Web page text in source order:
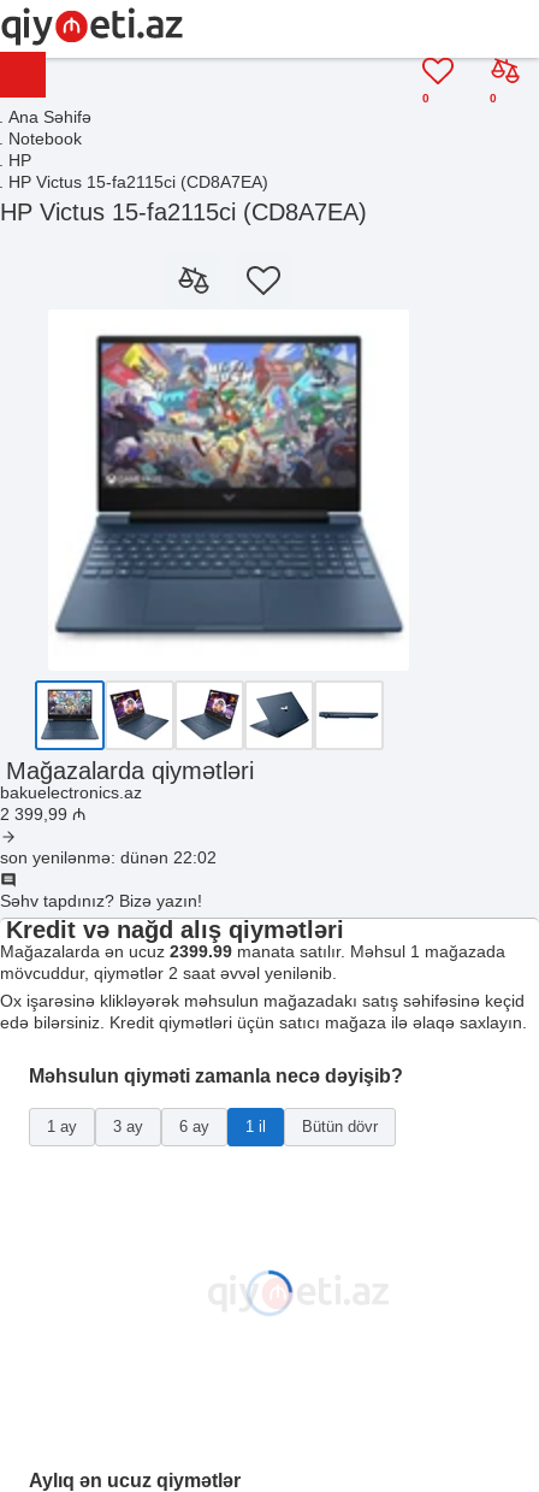
0
0
Ana Səhifə
Notebook
HP
HP Victus 15-fa2115ci (CD8A7EA)
HP Victus 15-fa2115ci (CD8A7EA)
Mağazalarda qiymətləri
bakuelectronics.az
2 399 ,99 ₼
son yenilənmə: dünən 22:02
Səhv tapdınız? Bizə yazın!
Kredit və nağd alış qiymətləri
Mağazalarda ən ucuz 2399.99 manata satılır. Məhsul 1 mağazada
mövcuddur, qiymətlər 2 saat əvvəl yenilənib.
Ox işarəsinə klikləyərək məhsulun mağazadakı satış səhifəsinə keçid
edə bilərsiniz. Kredit qiymətləri üçün satıcı mağaza ilə əlaqə saxlayın.
Məhsulun qiyməti zamanla necə dəyişib?
1 ay 3 ay 6 ay 1 il Bütün dövr
Aylıq ən ucuz qiymətlər